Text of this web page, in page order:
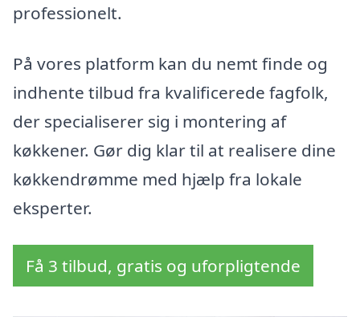
professionelt.
På vores platform kan du nemt finde og
indhente tilbud fra kvalificerede fagfolk,
der specialiserer sig i montering af
køkkener. Gør dig klar til at realisere dine
køkkendrømme med hjælp fra lokale
eksperter.
Få 3 tilbud, gratis og uforpligtende